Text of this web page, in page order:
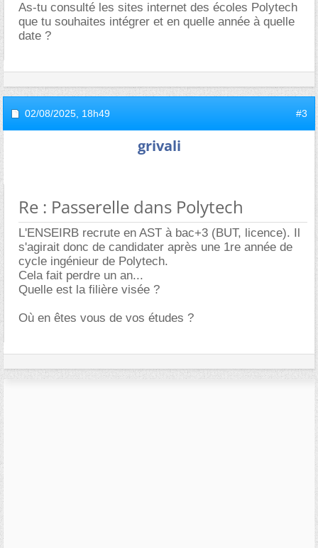
As-tu consulté les sites internet des écoles Polytech
que tu souhaites intégrer et en quelle année à quelle
date ?
02/08/2025, 18h49 #3
grivali
Re : Passerelle dans Polytech
L'ENSEIRB recrute en AST à bac+3 (BUT, licence). Il
s'agirait donc de candidater après une 1re année de
cycle ingénieur de Polytech.
Cela fait perdre un an...
Quelle est la filière visée ?
Où en êtes vous de vos études ?